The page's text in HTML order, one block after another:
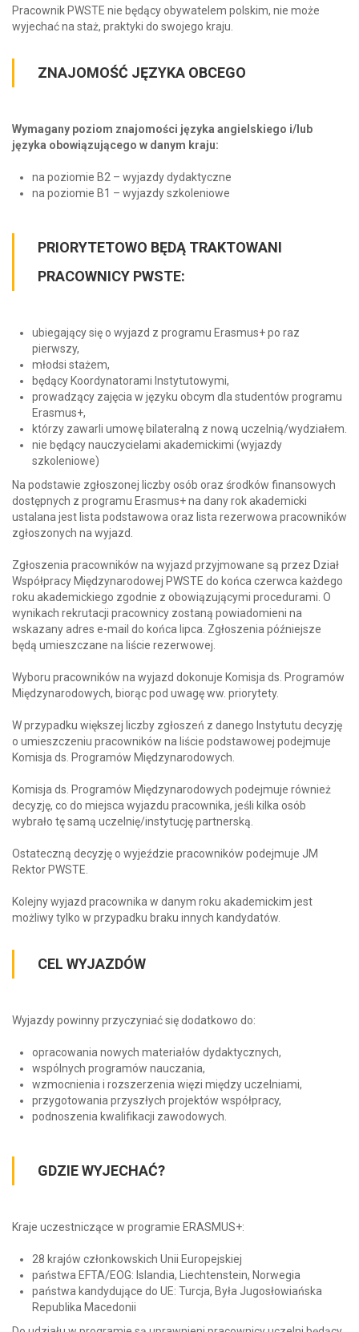
Pracownik PWSTE nie będący obywatelem polskim, nie może
wyjechać na staż, praktyki do swojego kraju.
ZNAJOMOŚĆ JĘZYKA OBCEGO
Wymagany poziom znajomości języka angielskiego i/lub
języka obowiązującego w danym kraju:
na poziomie B2 – wyjazdy dydaktyczne
na poziomie B1 – wyjazdy szkoleniowe
PRIORYTETOWO BĘDĄ TRAKTOWANI
PRACOWNICY PWSTE:
ubiegający się o wyjazd z programu Erasmus+ po raz
pierwszy,
młodsi stażem,
będący Koordynatorami Instytutowymi,
prowadzący zajęcia w języku obcym dla studentów programu
Erasmus+,
którzy zawarli umowę bilateralną z nową uczelnią/wydziałem.
nie będący nauczycielami akademickimi (wyjazdy
szkoleniowe)
Na podstawie zgłoszonej liczby osób oraz środków finansowych
dostępnych z programu Erasmus+ na dany rok akademicki
ustalana jest lista podstawowa oraz lista rezerwowa pracowników
zgłoszonych na wyjazd.
Zgłoszenia pracowników na wyjazd przyjmowane są przez Dział
Współpracy Międzynarodowej PWSTE do końca czerwca każdego
roku akademickiego zgodnie z obowiązującymi procedurami. O
wynikach rekrutacji pracownicy zostaną powiadomieni na
wskazany adres e-mail do końca lipca. Zgłoszenia późniejsze
będą umieszczane na liście rezerwowej.
Wyboru pracowników na wyjazd dokonuje Komisja ds. Programów
Międzynarodowych, biorąc pod uwagę ww. priorytety.
W przypadku większej liczby zgłoszeń z danego Instytutu decyzję
o umieszczeniu pracowników na liście podstawowej podejmuje
Komisja ds. Programów Międzynarodowych.
Komisja ds. Programów Międzynarodowych podejmuje również
decyzję, co do miejsca wyjazdu pracownika, jeśli kilka osób
wybrało tę samą uczelnię/instytucję partnerską.
Ostateczną decyzję o wyjeździe pracowników podejmuje JM
Rektor PWSTE.
Kolejny wyjazd pracownika w danym roku akademickim jest
możliwy tylko w przypadku braku innych kandydatów.
CEL WYJAZDÓW
Wyjazdy powinny przyczyniać się dodatkowo do:
opracowania nowych materiałów dydaktycznych,
wspólnych programów nauczania,
wzmocnienia i rozszerzenia więzi między uczelniami,
przygotowania przyszłych projektów współpracy,
podnoszenia kwalifikacji zawodowych.
GDZIE WYJECHAĆ?
Kraje uczestniczące w programie ERASMUS+:
28 krajów członkowskich Unii Europejskiej
państwa EFTA/EOG: Islandia, Liechtenstein, Norwegia
państwa kandydujące do UE: Turcja, Była Jugosłowiańska
Republika Macedonii